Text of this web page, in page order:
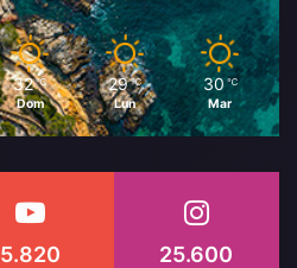
32 ℃
Dom
29 ℃
Lun
30 ℃
Mar
5.820 25.600